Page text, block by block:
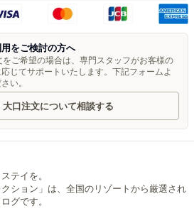
をご検討の方へ
ご希望の場合は、専門スタッフがお客様の
じてサポートいたします。下記フォームよ
い。
大口注文について相談する
テイを。
クション」は、全国のリゾートから厳選され
グです。